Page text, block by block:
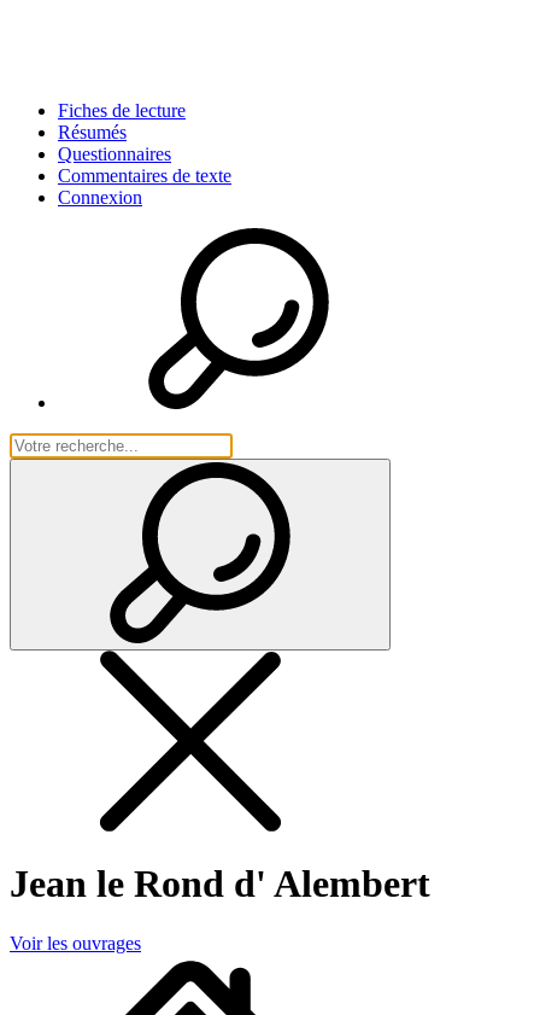
Fiches de lecture
Résumés
Questionnaires
Commentaires de texte
Connexion
Jean le Rond d' Alembert
Voir les ouvrages